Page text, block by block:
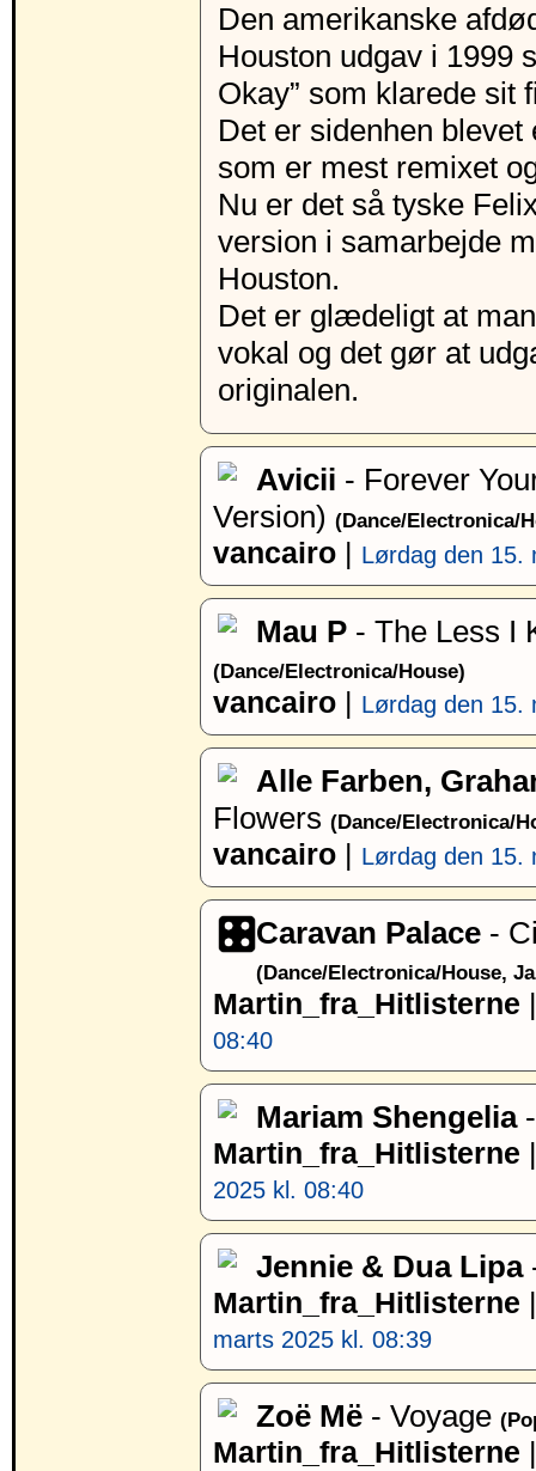
Den amerikanske
Houston udgav i 1999
Okay” som klarede sit
Det er sidenhen
som er mest remixet
Nu er det så tyske
version i samarbejde
Houston.
Det er glædeligt at
vokal og det gør at
originalen.
Avicii - Forever
Version) (Dance/Electronica/
vancairo | Lørdag den 15.
Mau P - The Less I
(Dance/Electronica/House)
vancairo | Lørdag den 15.
Alle Farben,
Flowers (Dance/Electronica/
vancairo | Lørdag den 15.
Caravan Palace -
(Dance/Electronica/House,
Martin_fra_Hitlisterne
08:40
Mariam Shengelia-
Martin_fra_Hitlisterne
2025 kl. 08:40
Jennie & Dua Lipa
Martin_fra_Hitlisterne
marts 2025 kl. 08:39
Zoë Më - Voyage
Martin_fra_Hitlisterne